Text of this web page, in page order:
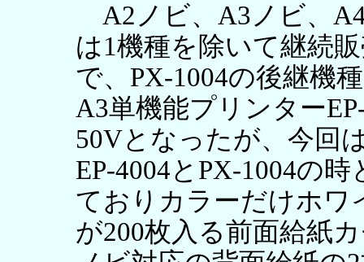
A2ノビ、A3ノビ、
は1機種を除いて継続
で、PX-1004の後継機
A3単機能プリンター
50Vとなったが、今回
EP-4004とPX-1004の
ておりカラーだけホワ
が200枚入る前面給紙